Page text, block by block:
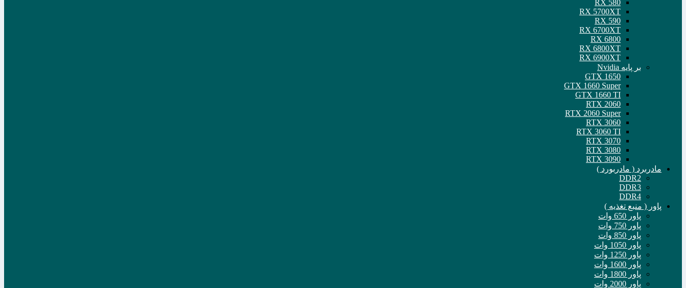
RX 580
RX 5700XT
RX 590
RX 6700XT
RX 6800
RX 6800XT
RX 6900XT
بر پایه Nvidia
GTX 1650
GTX 1660 Super
GTX 1660 TI
RTX 2060
RTX 2060 Super
RTX 3060
RTX 3060 TI
RTX 3070
RTX 3080
RTX 3090
مادربرد ( مادربورد )
DDR2
DDR3
DDR4
پاور ( منبع تغذیه )
پاور 650 وات
پاور 750 وات
پاور 850 وات
پاور 1050 وات
پاور 1250 وات
پاور 1600 وات
پاور 1800 وات
پاور 2000 وات